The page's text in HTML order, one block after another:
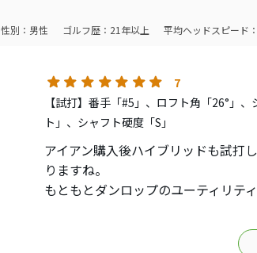
性別：男性 ゴルフ歴：21年以上 平均ヘッドスピード
7
【試打】番手「#5」、ロフト角「26°」
ト」、シャフト硬度「S」
アイアン購入後ハイブリッドも試打
りますね。
もともとダンロップのユーティリテ
ました。問題があるとすればシャ
カーボンシャフトしかなかったのが